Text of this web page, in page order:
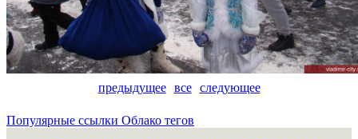
предыдущее все следующее
Популярные ссылки Облако тегов